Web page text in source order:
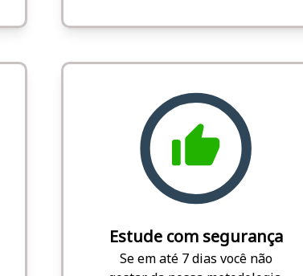
Estude com segurança
Se em até 7 dias você não